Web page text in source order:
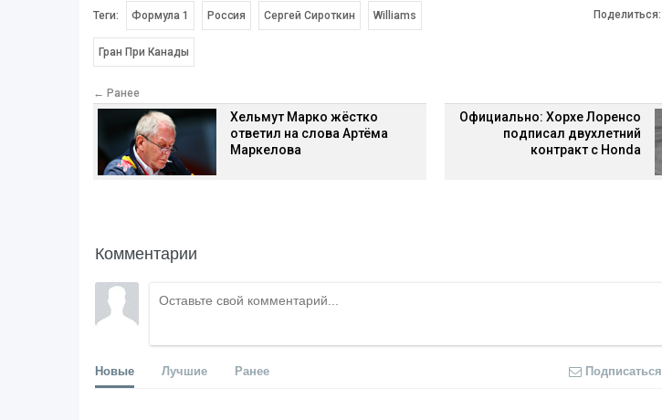
Теги: Формула 1 Россия Сергей Сироткин Williams
Гран При Канады
Поделиться:
← Ранее
Хельмут Марко жёстко
ответил на слова Артёма
Маркелова
Официально: Хорхе Лоренсо
подписал двухлетний
контракт с Honda
Комментарии
Новые Лучшие Ранее Подписаться